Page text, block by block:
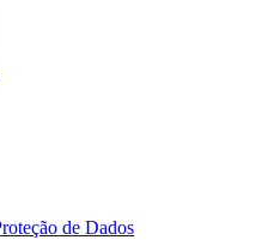
de Dados